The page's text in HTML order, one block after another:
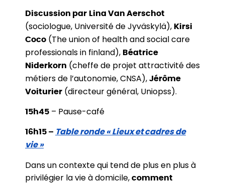
Discussion par Lina Van Aerschot
(sociologue, Université de Jyväskylä), Kirsi
Coco (The union of health and social care
professionals in finland), Béatrice
Niderkorn (cheffe de projet attractivité des
métiers de l’autonomie, CNSA), Jérôme
Voiturier (directeur général, Uniopss).
15h45 – Pause-café
16h15 – Table ronde « Lieux et cadres de
vie »
Dans un contexte qui tend de plus en plus à
privilégier la vie à domicile, comment